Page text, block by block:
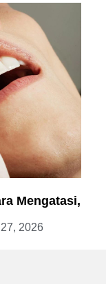
Mengatasi,
2026